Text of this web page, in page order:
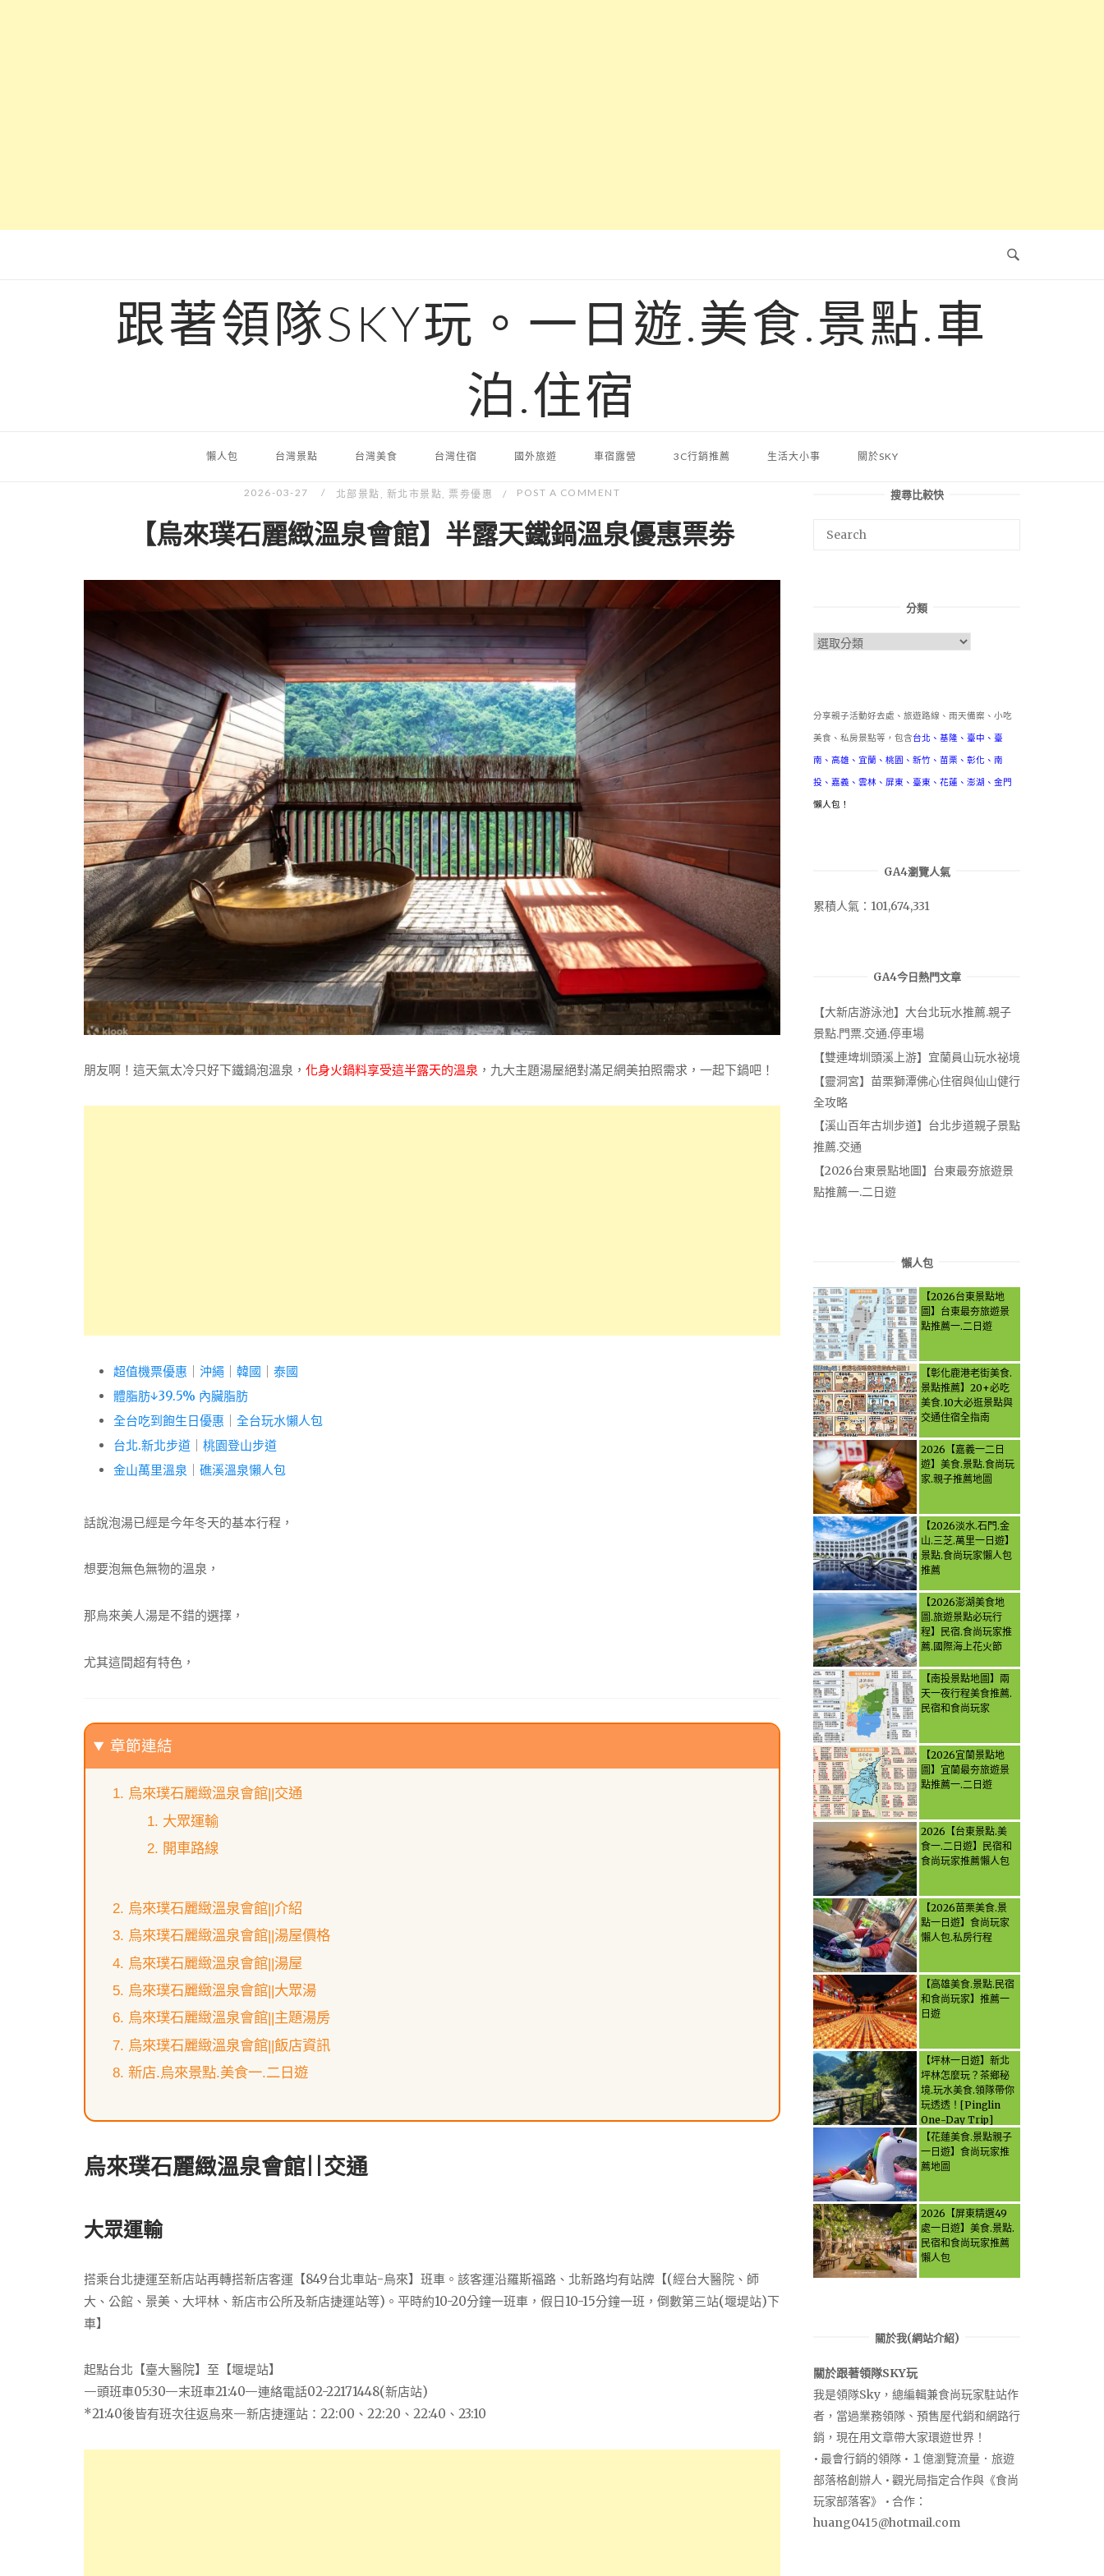
跟著領隊SKY玩。一日遊.美食.景點.車
泊.住宿
懶人包 台灣景點 台灣美食 台灣住宿 國外旅遊 車宿露營 3C行銷推薦 生活大小事 關於SKY
2026-03-27 北部景點 , 新北市景點, 票劵優惠 POST A COMMENT
【烏來璞石麗緻溫泉會館】半露天鐵鍋溫泉優惠票劵
朋友啊！這天氣太冷只好下鐵鍋泡溫泉， 化身火鍋料享受這半露天的溫泉 ，九大主題湯屋絕對滿足網美拍照需求，一起下鍋吧！
超值機票優惠 沖繩 韓國
泰國
體脂肪↓39.5% 內臟脂肪
全台吃到飽生日優惠
全台玩水懶人包
台北.新北步道
桃園登山步道
金山萬里溫泉
礁溪溫泉懶人包
話說泡湯已經是今年冬天的基本行程，
想要泡無色無物的溫泉，
那烏來美人湯是不錯的選擇，
尤其這間超有特色，
章節連結
烏來璞石麗緻溫泉會館||交通
大眾運輸
開車路線
烏來璞石麗緻溫泉會館||介紹
烏來璞石麗緻溫泉會館||湯屋價格
烏來璞石麗緻溫泉會館||湯屋
烏來璞石麗緻溫泉會館||大眾湯
烏來璞石麗緻溫泉會館||主題湯房
烏來璞石麗緻溫泉會館||飯店資訊
新店.烏來景點.美食一.二日遊
烏來璞石麗緻溫泉會館||交通
大眾運輸
搭乘台北捷運至新店站再轉搭新店客運【849台北車站-烏來】班車。該客運沿羅斯福路、北新路均有站牌【(經台大醫院、師
大、公館、景美、大坪林、新店市公所及新店捷運站等)。平時約10-20分鐘一班車，假日10-15分鐘一班，倒數第三站(堰堤站)下
車】
起點台北【臺大醫院】至【堰堤站】
—頭班車05:30—末班車21:40—連絡電話02-22171448(新店站)
*21:40後皆有班次往返烏來—新店捷運站：22:00、22:20、22:40、23:10
搜尋比較快
分類
分
分享親子活動好去處、旅遊路線、雨天備案、小吃
美食、私房景點等，包含台北 、 基隆 、 臺中 、 臺
南 、 高雄 、 宜蘭 、 桃園 、 新竹 、 苗栗 、 彰化 、 南
投 、 嘉義 、 雲林 、 屏東 、 臺東 、 花蓮 、 澎湖 、 金門
懶人包！
GA4瀏覽人氣
累積人氣：101,674,331
GA4今日熱門文章
【大新店游泳池】大台北玩水推薦.親子
景點.門票.交通.停車場
【雙連埤圳頭溪上游】宜蘭員山玩水祕境
【靈洞宮】苗栗獅潭佛心住宿與仙山健行
全攻略
【溪山百年古圳步道】台北步道親子景點
推薦.交通
【2026台東景點地圖】台東最夯旅遊景
點推薦一.二日遊
懶人包
【2026台東景點地
圖】台東最夯旅遊景
點推薦一.二日遊
【彰化鹿港老街美食.
景點推薦】20+必吃
美食.10大必逛景點與
交通住宿全指南
2026【嘉義一二日
遊】美食.景點.食尚玩
家.親子推薦地圖
【2026淡水.石門.金
山.三芝.萬里一日遊】
景點.食尚玩家懶人包
推薦
【2026澎湖美食地
圖.旅遊景點必玩行
程】民宿.食尚玩家推
薦.國際海上花火節
【南投景點地圖】兩
天一夜行程美食推薦.
民宿和食尚玩家
【2026宜蘭景點地
圖】宜蘭最夯旅遊景
點推薦一.二日遊
2026【台東景點.美
食一.二日遊】民宿和
食尚玩家推薦懶人包
【2026苗栗美食.景
點一日遊】食尚玩家
懶人包.私房行程
【高雄美食.景點.民宿
和食尚玩家】推薦一
日遊
【坪林一日遊】新北
坪林怎麼玩？茶鄉秘
境.玩水美食.領隊帶你
玩透透！[Pinglin
One-Day Trip]
How to explore
Pinglin, New
Taipei? Tea Village
Let the guide take
you through it all!
【花蓮美食.景點親子
一日遊】食尚玩家推
薦地圖
2026【屏東精選49
處一日遊】美食.景點.
民宿和食尚玩家推薦
懶人包
關於我(網站介紹)
關於跟著領隊SKY玩
我是領隊Sky，總編輯兼食尚玩家駐站作
者，當過業務領隊、預售屋代銷和網路行
銷，現在用文章帶大家環遊世界！
• 最會行銷的領隊 • １億瀏覽流量．旅遊
部落格創辦人 • 觀光局指定合作與《食尚
玩家部落客》 • 合作：
huang0415@hotmail.com